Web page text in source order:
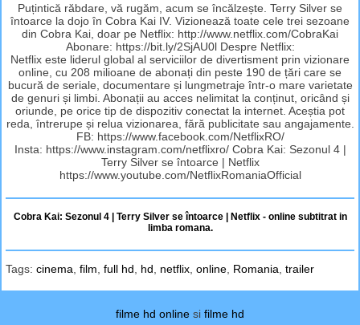
Puțintică răbdare, vă rugăm, acum se încălzește. Terry Silver se
întoarce la dojo în Cobra Kai IV. Vizionează toate cele trei sezoane
din Cobra Kai, doar pe Netflix: http://www.netflix.com/CobraKai
Abonare: https://bit.ly/2SjAU0l Despre Netflix:
Netflix este liderul global al serviciilor de divertisment prin vizionare
online, cu 208 milioane de abonați din peste 190 de țări care se
bucură de seriale, documentare și lungmetraje într-o mare varietate
de genuri și limbi. Abonații au acces nelimitat la conținut, oricând și
oriunde, pe orice tip de dispozitiv conectat la internet. Aceștia pot
reda, întrerupe și relua vizionarea, fără publicitate sau angajamente.
FB: https://www.facebook.com/NetflixRO/
Insta: https://www.instagram.com/netflixro/ Cobra Kai: Sezonul 4 |
Terry Silver se întoarce | Netflix
https://www.youtube.com/NetflixRomaniaOfficial
Cobra Kai: Sezonul 4 | Terry Silver se întoarce | Netflix - online subtitrat in
limba romana.
Tags: cinema film full hd hd netflix online Romania trailer
filme hd online si filme hd